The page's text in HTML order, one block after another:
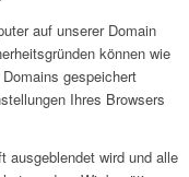
auf unserer Domain
können wie
gespeichert
Ihres Browsers
ausgeblendet wird und alle